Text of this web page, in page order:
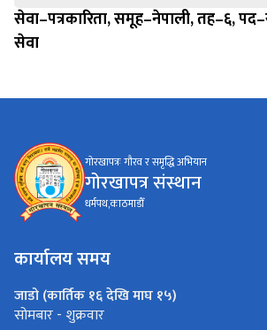
सेवा–पत्रकारिता, समूह–नेपाली, तह–६,
सेवा
गोरखापत्रः गौरव र समृद्धि अभियान
गोरखापत्र संस्थान
धर्मपथ,काठमाडौँ
कार्यालय समय
जाडो (कार्तिक १६ देखि माघ १५)
सोमबार - शुक्रवार